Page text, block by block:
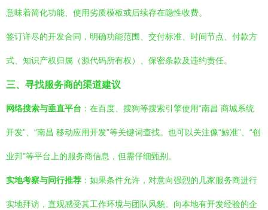
意味着简化功能、使用劣质模板或后续存在隐性收费。
签订详尽的开发合同，明确功能范围、交付标准、时间节点、付款方
式、知识产权归属（源代码所有权）、保密条款及违约责任。
三、寻找服务商的渠道建议
网络搜索与垂直平台 ：在百度、搜狗等搜索引擎使用“南昌 商城系统
开发”、“南昌 移动应用开发”等关键词查找。也可以关注像“鲸准”、“创
业邦”等平台上的服务商信息，但需仔细甄别。
实地考察与同行推荐 ：如果条件允许，对意向强烈的几家服务商进行
实地拜访，直观感受其工作环境与团队风貌。向本地有开发经验的企